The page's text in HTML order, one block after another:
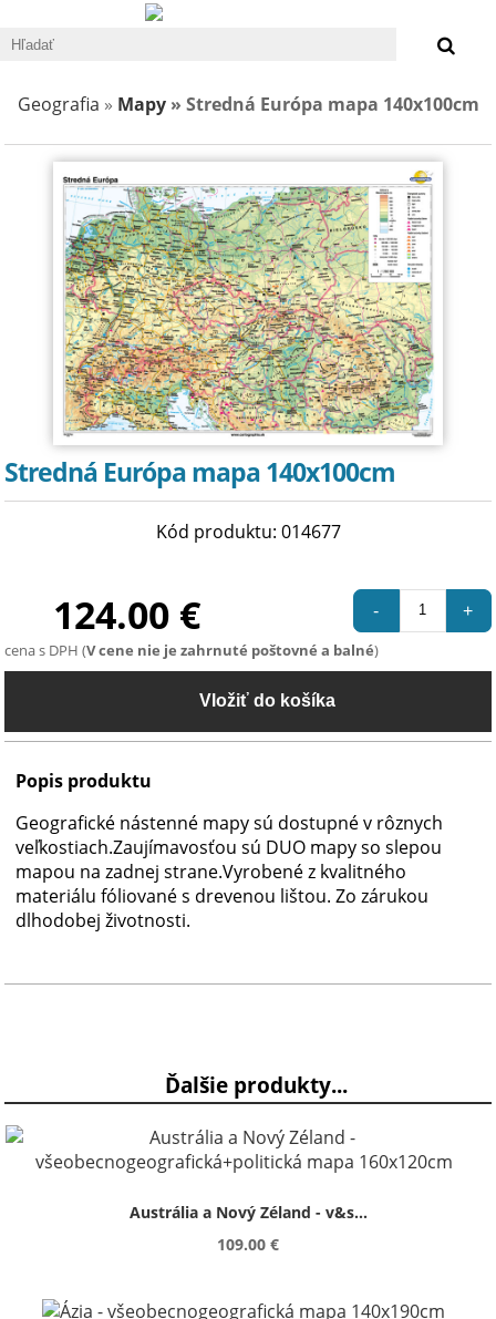
Geografia » Mapy» Stredná Európa mapa 140x100cm
Stredná Európa mapa 140x100cm
Kód produktu: 014677
124.00 € +
-
cena s DPH (V cene nie je zahrnuté poštovné a balné)
Popis produktu
Geografické nástenné mapy sú dostupné v rôznych
veľkostiach.Zaujímavosťou sú DUO mapy so slepou
mapou na zadnej strane.Vyrobené z kvalitného
materiálu fóliované s drevenou lištou. Zo zárukou
dlhodobej životnosti.
Ďalšie produkty...
Austrália a Nový Zéland - v&s...
109.00 €